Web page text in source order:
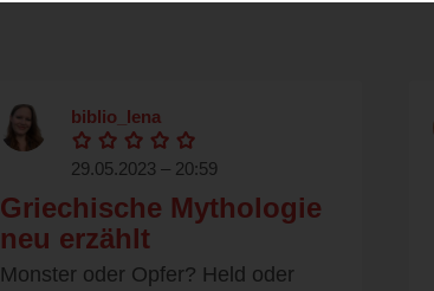
biblio_lena
29.05.2023 – 20:59
Griechische Mythologie
neu erzählt
Monster oder Opfer? Held oder